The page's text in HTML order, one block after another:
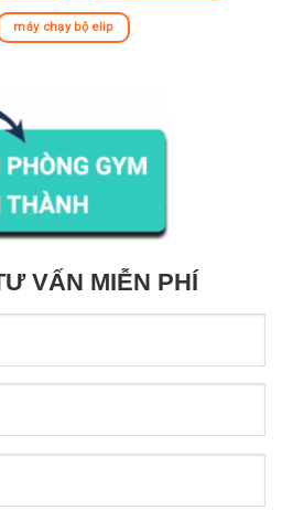
máy chạy bộ elip
VẤN MIỄN PHÍ